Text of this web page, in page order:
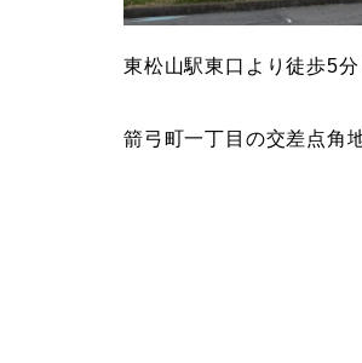
東松山駅東口より徒歩5分
箭弓町一丁目の交差点角